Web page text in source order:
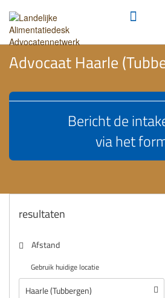
Advocaat Haarle
Bericht de
via het
resultaten
Afstand
Gebruik huidige locatie